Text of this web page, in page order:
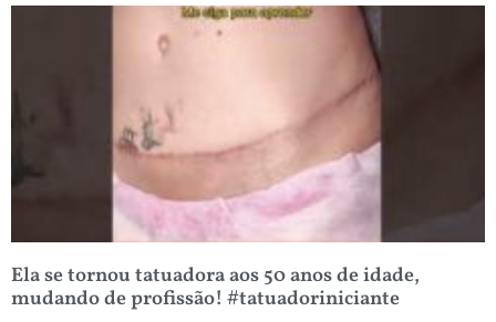
Ela se tornou tatuadora aos 50 anos de idade,
mudando de profissão! #tatuadoriniciante